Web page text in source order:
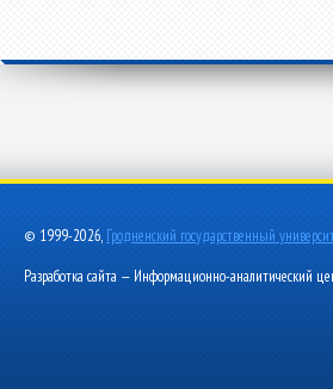
© 1999-2026, Гродненский государственный
Разработка сайта — Информационно-аналитический